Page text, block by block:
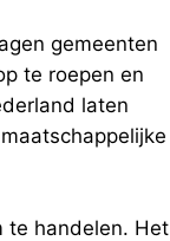
gemeenten
te roepen en
laten
te handelen. Het